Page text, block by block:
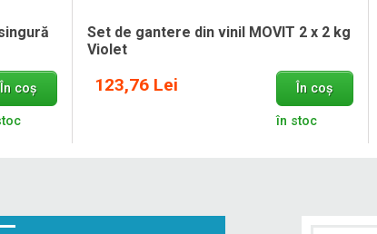
În coș
Set de gantere din vinil MOVIT 2 x 2 kg
Violet
123,76 Lei În coș
în stoc